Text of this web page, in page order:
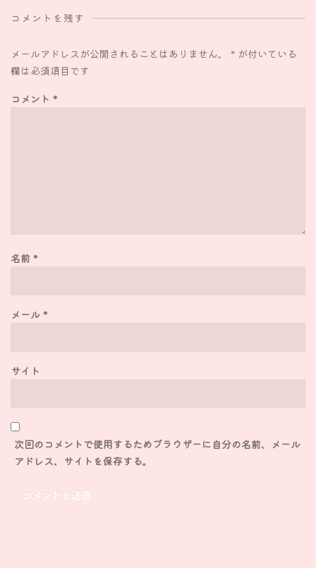
コメントを残す
メールアドレスが公開されることはありません。 * が付いている
欄は必須項目です
コメント *
名前 *
メール *
サイト
次回のコメントで使用するためブラウザーに自分の名前、メール
アドレス、サイトを保存する。